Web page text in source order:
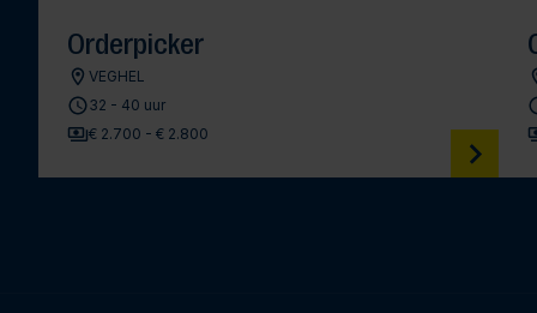
Orderpicker
VEGHEL
32 - 40 uur
€ 2.700 - € 2.800